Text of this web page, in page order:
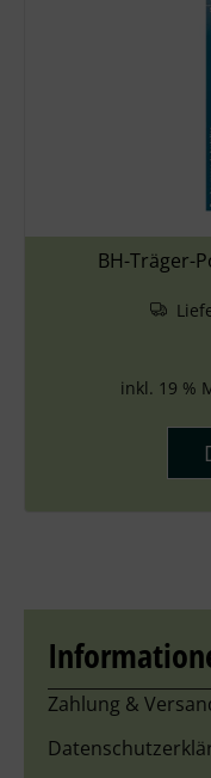
BH-Träger-
inkl. 19 %
Zahlung &